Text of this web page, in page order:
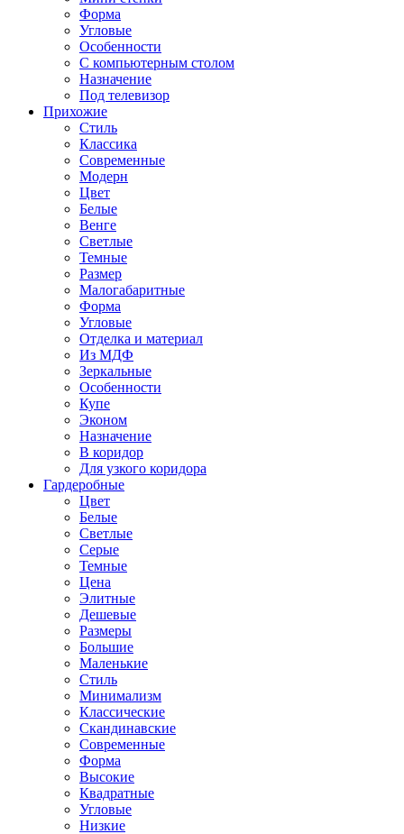
Форма
Угловые
Особенности
С компьютерным столом
Назначение
Под телевизор
Прихожие
Стиль
Классика
Современные
Модерн
Цвет
Белые
Венге
Светлые
Темные
Размер
Малогабаритные
Форма
Угловые
Отделка и материал
Из МДФ
Зеркальные
Особенности
Купе
Эконом
Назначение
В коридор
Для узкого коридора
Гардеробные
Цвет
Белые
Светлые
Серые
Темные
Цена
Элитные
Дешевые
Размеры
Большие
Маленькие
Стиль
Минимализм
Классические
Скандинавские
Современные
Форма
Высокие
Квадратные
Угловые
Низкие